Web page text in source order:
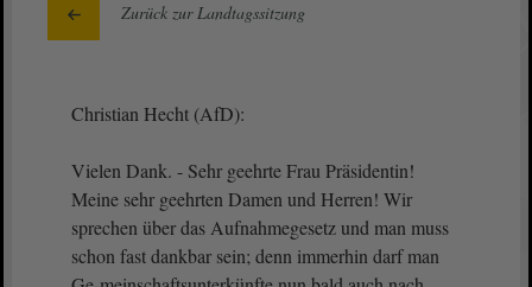
Zurück zur Landtagssitzung
Christian Hecht (AfD):
Vielen Dank. - Sehr geehrte Frau Präsidentin!
Meine sehr geehrten Damen und Herren! Wir
sprechen über das Aufnahmegesetz und man muss
schon fast dankbar sein; denn immerhin darf man